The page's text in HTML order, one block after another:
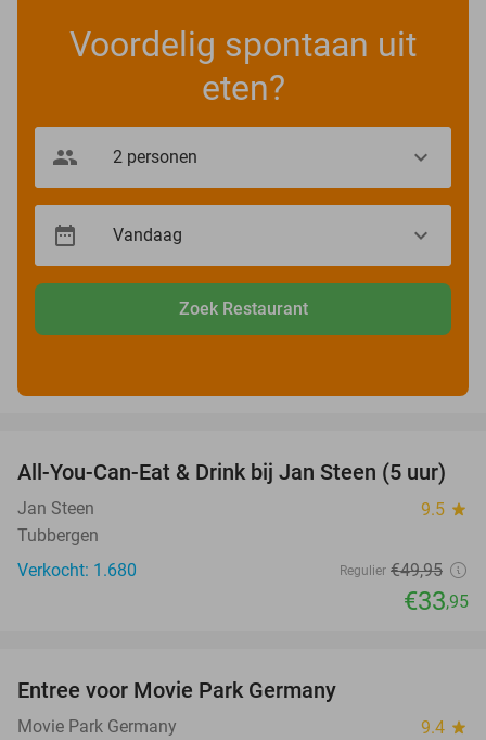
Voordelig spontaan uit
eten?
Zoek Restaurant
32%
All-You-Can-Eat & Drink bij Jan Steen (5 uur)
Jan Steen 9.5 star
Tubbergen
Verkocht: 1.680
Regulier €49,95
€33,95
Entree voor Movie Park Germany
Movie Park Germany 9.4 star